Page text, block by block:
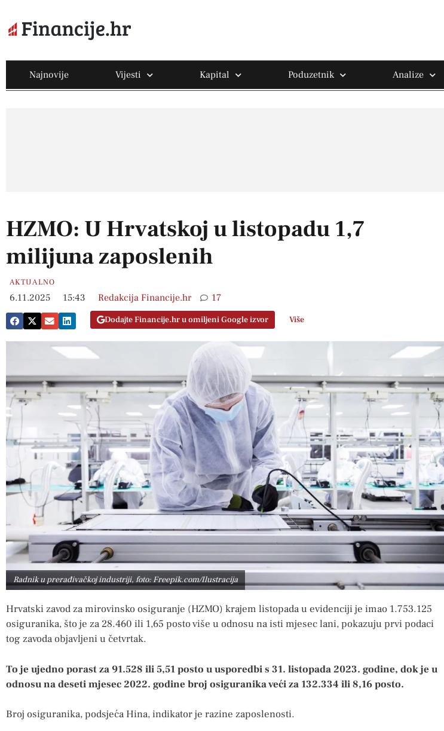
Najnovije Vijesti Kapital Poduzetnik Analize
HZMO: U Hrvatskoj u listopadu 1,7
milijuna zaposlenih
AKTUALNO
6.11.2025 15:43 Redakcija Financije.hr 17
Dodajte Financije.hr u omiljeni Google izvor Više
Radnik u prerađivačkoj industriji, foto: Freepik.com/Ilustracija
Hrvatski zavod za mirovinsko osiguranje (HZMO) krajem listopada u evidenciji je imao 1.753.125
osiguranika, što je za 28.460 ili 1,65 posto više u odnosu na isti mjesec lani, pokazuju prvi podaci
tog zavoda objavljeni u četvrtak.
To je ujedno porast za 91.528 ili 5,51 posto u usporedbi s 31. listopada 2023. godine, dok je u
odnosu na deseti mjesec 2022. godine broj osiguranika veći za 132.334 ili 8,16 posto.
Broj osiguranika, podsjeća Hina, indikator je razine zaposlenosti.